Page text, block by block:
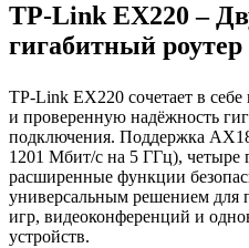
TP-Link EX220 –
гигабитный
TP-Link EX220 сочетает в
и проверенную надёжность
подключения. Поддержка
1201 Мбит/с на 5 ГГц), четыре
расширенные функции
универсальным решением для
игр, видеоконференций и
устройств.